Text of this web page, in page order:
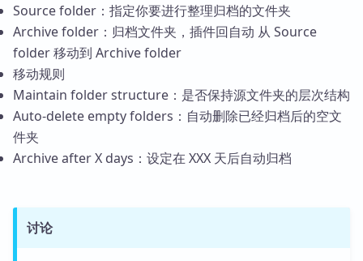
Source folder：指定你要进行整理归档的文件夹
Archive folder：归档文件夹，插件回自动 从 Source
folder 移动到 Archive folder
移动规则
Maintain folder structure：是否保持源文件夹的层次结构
Auto-delete empty folders：自动删除已经归档后的空文
件夹
Archive after X days：设定在 XXX 天后自动归档
讨论